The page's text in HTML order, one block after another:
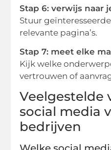
Stap 6: verwijs naar
Stuur
relevante pagina’s.
Stap 7: meet elke
Kijk welke
vertrouwen of
Veelgestelde
social media
bedrijven